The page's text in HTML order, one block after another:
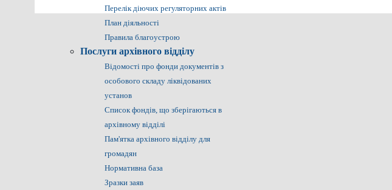
Перелік діючих регуляторних актів
План діяльності
Правила благоустрою
Послуги архівного відділу
Відомості про фонди документів з
особового складу ліквідованих
установ
Список фондів, що зберігаються в
архівному відділі
Пам'ятка архівного відділу для
громадян
Нормативна база
Зразки заяв